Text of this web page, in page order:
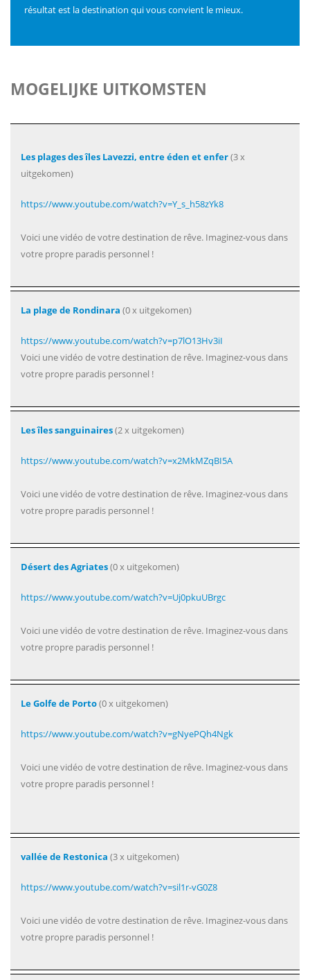
résultat est la destination qui vous convient le mieux.
MOGELIJKE UITKOMSTEN
Les plages des îles Lavezzi, entre éden et enfer(3 x
uitgekomen)
https://www.youtube.com/watch?v=Y_s_h58zYk8
Voici une vidéo de votre destination de rêve. Imaginez-vous dans
votre propre paradis personnel !
La plage de Rondinara (0 x uitgekomen)
https://www.youtube.com/watch?v=p7lO13Hv3iI
Voici une vidéo de votre destination de rêve. Imaginez-vous dans
votre propre paradis personnel !
Les îles sanguinaires(2 x uitgekomen)
https://www.youtube.com/watch?v=x2MkMZqBI5A
Voici une vidéo de votre destination de rêve. Imaginez-vous dans
votre propre paradis personnel !
Désert des Agriates(0 x uitgekomen)
https://www.youtube.com/watch?v=Uj0pkuUBrgc
Voici une vidéo de votre destination de rêve. Imaginez-vous dans
votre propre paradis personnel !
Le Golfe de Porto(0 x uitgekomen)
https://www.youtube.com/watch?v=gNyePQh4Ngk
Voici une vidéo de votre destination de rêve. Imaginez-vous dans
votre propre paradis personnel !
vallée de Restonica (3 x uitgekomen)
https://www.youtube.com/watch?v=sil1r-vG0Z8
Voici une vidéo de votre destination de rêve. Imaginez-vous dans
votre propre paradis personnel !